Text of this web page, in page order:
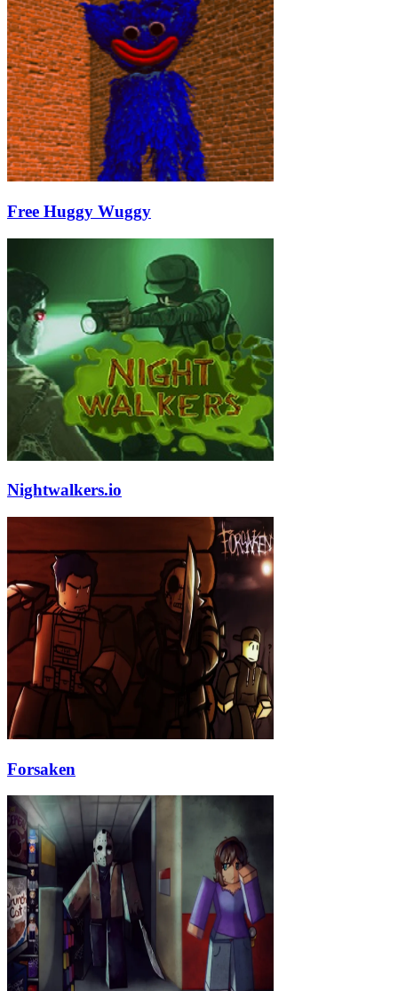
Free Huggy Wuggy
Nightwalkers.io
Forsaken